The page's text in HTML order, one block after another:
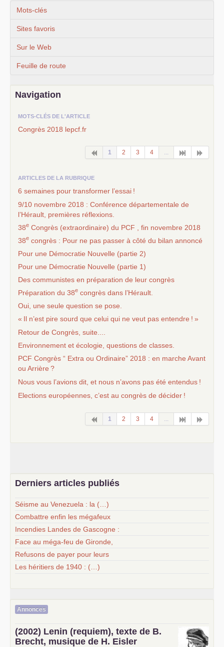
Mots-clés
Sites favoris
Sur le Web
Feuille de route
Navigation
MOTS-CLÉS DE L'ARTICLE
Congrès 2018 lepcf.fr
1 2 3 4
ARTICLES DE LA RUBRIQUE
6 semaines pour transformer l’essai !
9/10 novembre 2018 : Conférence départementale de
l’Hérault, premières réflexions.
38e Congrès (extraordinaire) du PCF , fin novembre 2018
38e congrès : Pour ne pas passer à côté du bilan annoncé
Pour une Démocratie Nouvelle (partie 2)
Pour une Démocratie Nouvelle (partie 1)
Des communistes en préparation de leur congrès
Préparation du 38e congrès dans l’Hérault.
Oui, une seule question se pose.
« Il n’est pire sourd que celui qui ne veut pas entendre ! »
Retour de Congrès, suite....
Environnement et écologie, questions de classes.
PCF Congrès “ Extra ou Ordinaire” 2018 : en marche Avant
ou Arrière ?
Nous vous l’avions dit, et nous n’avons pas été entendus !
Elections européennes, c’est au congrès de décider !
1 2 3 4
Derniers articles publiés
Séisme au Venezuela : la (…)
Combattre enfin les mégafeux
Incendies Landes de Gascogne :
Face au méga-feu de Gironde,
Refusons de payer pour leurs
Les héritiers de 1940 : (…)
Annonces
(2002) Lenin (requiem), texte de B.
Brecht, musique de H. Eisler